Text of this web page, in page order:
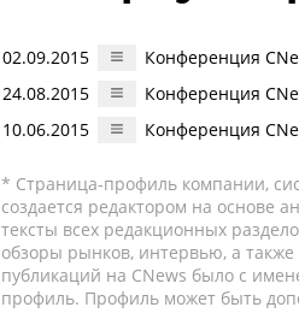
02.09.2015
Конференция
24.08.2015
Конференция
10.06.2015
Конференция
* Страница-профиль компании,
создается редактором на основе
тексты всех редакционных
обзоры рынков, интервью, а
публикаций на CNews было с
профиль. Профиль может быть